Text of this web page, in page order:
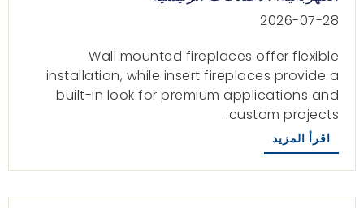
2026-07-28
Wall mounted fireplaces offer flexible
installation, while insert fireplaces provide a
built-in look for premium applications and
custom projects
.
اقرأ المزيد